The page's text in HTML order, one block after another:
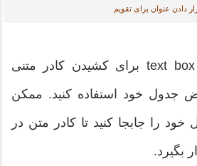
دادن عنوان برای تقویم
13. از دستگیره‌های text box برای کشیدن کادر متنی
جدول خود استفاده کنید. ممکن
را جابجا کنید تا کادر متن در
بگیرد.